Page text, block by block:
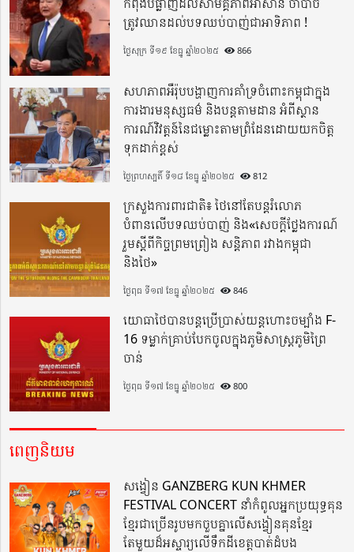
ត្រូវឈានដល់បទឈប់បាញ់ជាអាទិភាព !
ថ្ងៃសុក្រ ទី១៩ ខែធ្នូ ឆ្នាំ២០២៥ 866
សហភាពអឺរ៉ុបបង្ហាញការគាំទ្រចំពោះកម្ពុជាក្នុង
ការងារមនុស្សធម៌ និងបន្តតាមដាន អំពីស្ថាន
ការណ៍វិវត្តន៍នៃជម្លោះតាមព្រំដែនដោយយកចិត្ត
ទុកដាក់ខ្ពស់
ថ្ងៃព្រហស្បតិ៍ ទី១៨ ខែធ្នូ ឆ្នាំ២០២៥ 812
ក្រសួងការពារជាតិ៖ ថៃនៅតែបន្តរំលោភ
បំពានលើបទឈប់បាញ់ និង«សេចក្តីថ្លែងការណ៍
រួមស្តីពីកិច្ចព្រមព្រៀង សន្តិភាព រវាងកម្ពុជា
និងថៃ»
ថ្ងៃពុធ ទី១៧ ខែធ្នូ ឆ្នាំ២០២៥ 846
យោធាថៃបានបន្តប្រើប្រាស់យន្តហោះចម្បាំង F-
16 ទម្លាក់គ្រាប់បែកចូលក្នុងភូមិសាស្ត្រភូមិព្រៃ
ចាន់
ថ្ងៃពុធ ទី១៧ ខែធ្នូ ឆ្នាំ២០២៥ 800
ពេញនិយម
សង្វៀន GANZBERG KUN KHMER
FESTIVAL CONCERT នាំកំពូលអ្នកប្រយុទ្ធគុន
ខ្មែរជាច្រើនរូបមកចួបគ្នាលើសង្វៀនគុនខ្មែរ
តែមួយដ៏អស្ចារ្យលើទឹកដីខេត្តបាត់ដំបង